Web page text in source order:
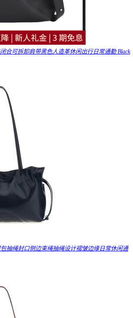
合可拆卸肩带黑色人造革休闲出行日常通勤 Black
抽绳封口侧边束绳抽绳设计褶皱边缘日常休闲通